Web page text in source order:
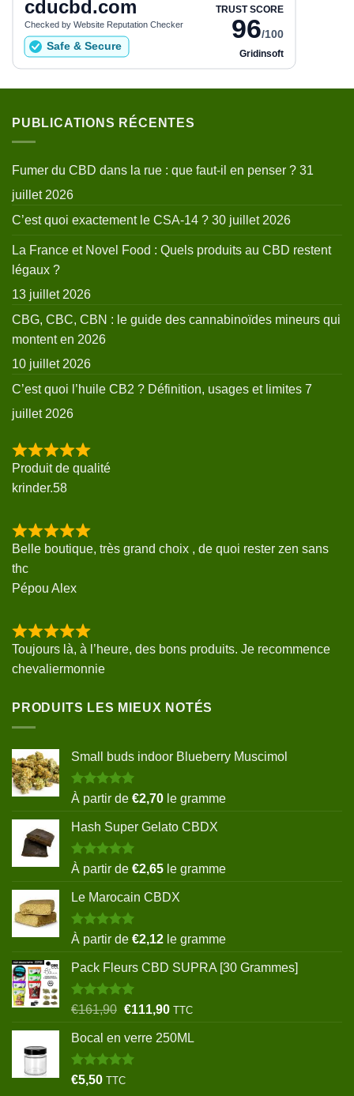
PUBLICATIONS RÉCENTES
Fumer du CBD dans la rue : que faut-il en penser ? 31
juillet 2026
C’est quoi exactement le CSA-14 ? 30 juillet 2026
La France et Novel Food : Quels produits au CBD restent
légaux ?
13 juillet 2026
CBG, CBC, CBN : le guide des cannabinoïdes mineurs qui
montent en 2026
10 juillet 2026
C’est quoi l’huile CB2 ? Définition, usages et limites 7
juillet 2026
Produit de qualité
krinder.58
Belle boutique, très grand choix , de quoi rester zen sans
thc
Pépou Alex
Toujours là, à l’heure, des bons produits. Je recommence
chevaliermonnie
PRODUITS LES MIEUX NOTÉS
Small buds indoor Blueberry Muscimol
Note5.00
sur 5
À partir de €2,70 le gramme
Hash Super Gelato CBDX
Note5.00
sur 5
À partir de €2,65 le gramme
Le Marocain CBDX
Note5.00
sur 5
À partir de €2,12 le gramme
Pack Fleurs CBD SUPRA [30 Grammes]
Note5.00
€161,90 Le
initial
était :
€161,90.
€111,90Le
actuel
TTC
Bocal en verre 250ML
Note5.00
€5,50 TTC